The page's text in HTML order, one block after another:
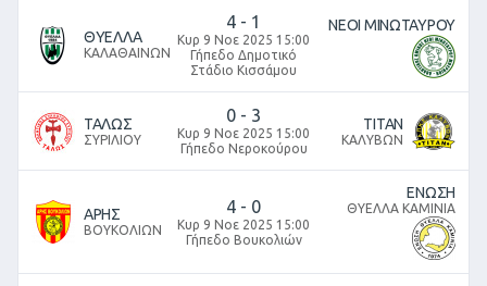
ΘΥΕΛΛΑ
ΚΑΛΑΘΑΙΝΩΝ
4 - 1
Κυρ 9 Νοε 2025 15:00
Γήπεδο Δημοτικό
Στάδιο Κισσάμου
ΝΕΟΙ ΜΙΝΩΤΑΥΡΟΥ
ΤΑΛΩΣ
ΣΥΡΙΛΙΟΥ
0 - 3
Κυρ 9 Νοε 2025 15:00
Γήπεδο Νεροκούρου
ΤΙΤΑΝ
ΚΑΛΥΒΩΝ
ΑΡΗΣ
ΒΟΥΚΟΛΙΩΝ
4 - 0
Κυρ 9 Νοε 2025 15:00
Γήπεδο Βουκολιών
ΕΝΩΣΗ
ΘΥΕΛΛΑ ΚΑΜΙΝΙΑ